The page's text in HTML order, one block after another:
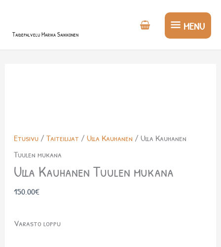
Taidepalvelu Marika Saikkonen
MENU
MENU
Etusivu/ Taiteilijat / Ulla Kauhanen / Ulla Kauhanen
Tuulen mukana
Ulla Kauhanen Tuulen mukana
150.00€
Varasto loppu